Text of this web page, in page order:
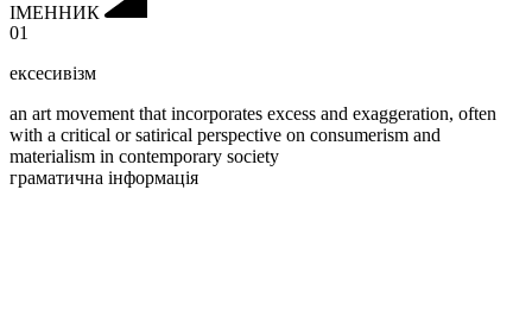
ІМЕННИК
01
ексесивізм
an art movement that incorporates excess and exaggeration, often
with a critical or satirical perspective on consumerism and
materialism in contemporary society
граматична інформація